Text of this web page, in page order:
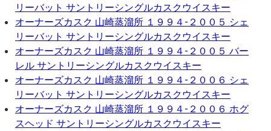
リーバット サントリーシングルカスクウイスキー
オーナーズカスク 山崎蒸溜所 １９９４-２００５ シェ
リーバット サントリーシングルカスクウイスキー
オーナーズカスク 山崎蒸溜所 １９９４-２００５ バー
レル サントリーシングルカスクウイスキー
オーナーズカスク 山崎蒸溜所 １９９４-２００６ シェ
リーバット サントリーシングルカスクウイスキー
オーナーズカスク 山崎蒸溜所 １９９４-２００６ ホグ
スヘッド サントリーシングルカスクウイスキー